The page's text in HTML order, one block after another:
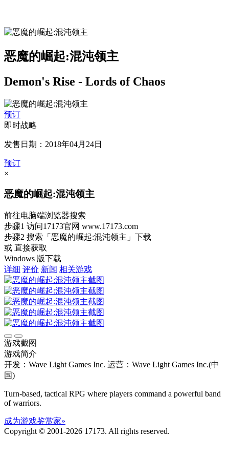
恶魔的崛起:混沌领主
Demon's Rise - Lords of Chaos
预订
即时战略
发售日期：2018年04月24日
预订
×
恶魔的崛起:混沌领主
前往电脑端浏览器搜索
步骤1 访问17173官网 www.17173.com
步骤2 搜索 「恶魔的崛起:混沌领主」 下载
或 直接获取
Windows 版下载
详细 评价 新闻 相关游戏
游戏截图
游戏简介
开发：Wave Light Games Inc. 运营：Wave Light Games Inc.(中
国)
Turn-based, tactical RPG where players command a powerful band
of warriors.
成为游戏鉴赏家»
Copyright © 2001-2026 17173. All rights reserved.